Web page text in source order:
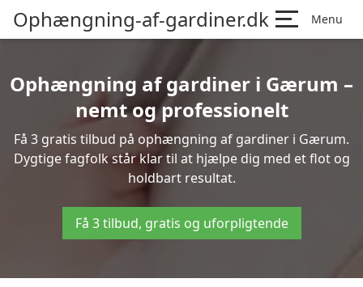
Ophængning-af-gardiner.dk Menu
Ophængning af gardiner i Gærum –
nemt og professionelt
Få 3 gratis tilbud på ophængning af gardiner i Gærum.
Dygtige fagfolk står klar til at hjælpe dig med et flot og
holdbart resultat.
Få 3 tilbud, gratis og uforpligtende